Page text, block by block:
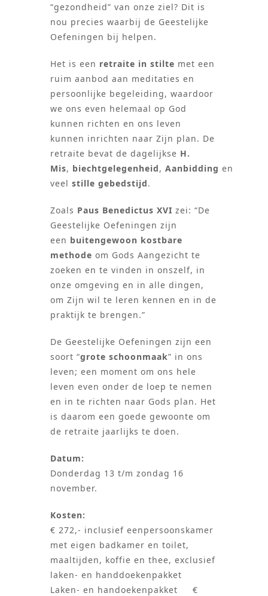
“gezondheid” van onze ziel? Dit is
nou precies waarbij de Geestelijke
Oefeningen bij helpen.
Het is een retraite in stilte met een
ruim aanbod aan meditaties en
persoonlijke begeleiding, waardoor
we ons even helemaal op God
kunnen richten en ons leven
kunnen inrichten naar Zijn plan. De
retraite bevat de dagelijkse H.
Mis, biechtgelegenheid, Aanbidding en
veel stille gebedstijd.
Zoals Paus Benedictus XVI zei: “De
Geestelijke Oefeningen zijn
een buitengewoon kostbare
methode om Gods Aangezicht te
zoeken en te vinden in onszelf, in
onze omgeving en in alle dingen,
om Zijn wil te leren kennen en in de
praktijk te brengen.”
De Geestelijke Oefeningen zijn een
soort “grote schoonmaak” in ons
leven; een moment om ons hele
leven even onder de loep te nemen
en in te richten naar Gods plan. Het
is daarom een goede gewoonte om
de retraite jaarlijks te doen.
Datum:
Donderdag 13 t/m zondag 16
november.
Kosten:
€ 272,- inclusief eenpersoonskamer
met eigen badkamer en toilet,
maaltijden, koffie en thee, exclusief
laken- en handdoekenpakket
Laken- en handoekenpakket €